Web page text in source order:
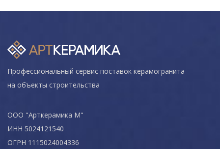
Профессиональный сервис поставок керамогранита
на объекты строительства
ООО "Арткерамика М"
ИНН 5024121540
ОГРН 1115024004336